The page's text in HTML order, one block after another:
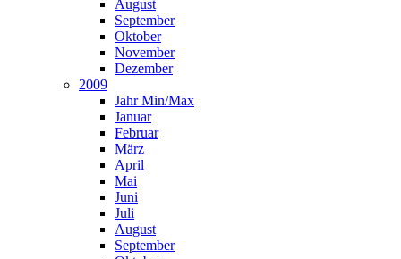
August
September
Oktober
November
Dezember
2009
Jahr Min/Max
Januar
Februar
März
April
Mai
Juni
Juli
August
September